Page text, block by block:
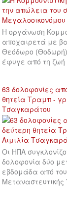
Η οργάνωση
αποχαιρετά με
Θεόδωρο
έφυγε από τη
63 δολοφονίες
θητεία Τραμπ -
Τσαγκαράτου
Οι ΗΠΑ
δολοφονία δύο
εβδομάδα από